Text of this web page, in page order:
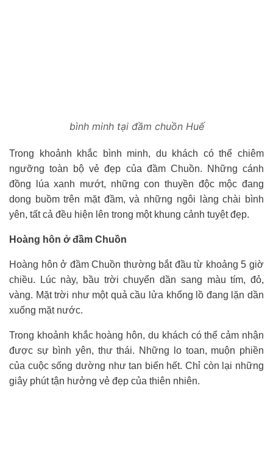
bình minh tại đầm chuồn Huế
Trong khoảnh khắc bình minh, du khách có thể chiêm
ngưỡng toàn bộ vẻ đẹp của đầm Chuồn. Những cánh
đồng lúa xanh mướt, những con thuyền độc mộc đang
dong buồm trên mặt đầm, và những ngôi làng chài bình
yên, tất cả đều hiện lên trong một khung cảnh tuyệt đẹp.
Hoàng hôn ở đầm Chuồn
Hoàng hôn ở đầm Chuồn thường bắt đầu từ khoảng 5 giờ
chiều. Lúc này, bầu trời chuyển dần sang màu tím, đỏ,
vàng. Mặt trời như một quả cầu lửa khổng lồ đang lặn dần
xuống mặt nước.
Trong khoảnh khắc hoàng hôn, du khách có thể cảm nhận
được sự bình yên, thư thái. Những lo toan, muộn phiền
của cuộc sống dường như tan biến hết. Chỉ còn lại những
giây phút tận hưởng vẻ đẹp của thiên nhiên.